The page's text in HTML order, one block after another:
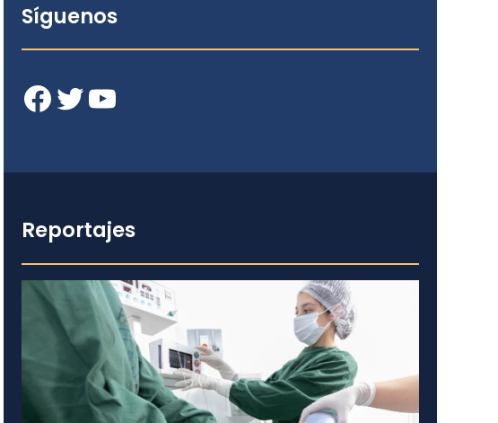
Síguenos
Facebook Twitter YouTube
Reportajes